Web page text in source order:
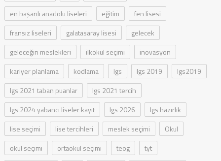
en başarılı anadolu liseleri
eğitim
fen lisesi
fransız liseleri
galatasaray lisesi
gelecek
geleceğin meslekleri
ilkokul seçimi
inovasyon
kariyer planlama
kodlama lgs lgs 2019
lgs2019
lgs 2021 taban puanlar
lgs 2021 tercih
lgs 2024 yabancı liseler kayıt
lgs 2026
lgs hazırlık
lise seçimi
lise tercihleri meslek seçimi
Okul
okul seçimi
ortaokul seçimi teog
tyt